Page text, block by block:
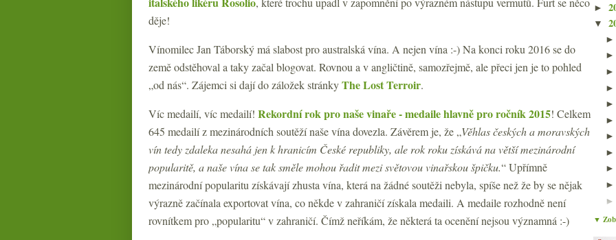
děje!
Vínomilec Jan Táborský má slabost pro australská vína. A nejen vína :-) Na konci roku 2016 se do
země odstěhoval a taky začal blogovat. Rovnou a v angličtině, samozřejmě, ale přeci jen je to pohled
„od nás“. Zájemci si dají do záložek stránkyThe Lost Terroir.
Víc medailí, víc medailí! Rekordní rok pro naše vinaře - medaile hlavně pro ročník 2015! Celkem
645 medailí z mezinárodních soutěží naše vína dovezla. Závěrem je, že „Věhlas českých a moravských
vín tedy zdaleka nesahá jen k hranicím České republiky, ale rok roku získává na větší mezinárodní
popularitě, a naše vína se tak směle mohou řadit mezi světovou vinařskou špičku.“ Upřímně
mezinárodní popularitu získávají zhusta vína, která na žádné soutěži nebyla, spíše než že by se nějak
výrazně začínala exportovat vína, co někde v zahraničí získala medaili. A medaile rozhodně není
rovnítkem pro „popularitu“ v zahraničí. Čímž neříkám, že některá ta ocenění nejsou významná :-)
►
▼
▼